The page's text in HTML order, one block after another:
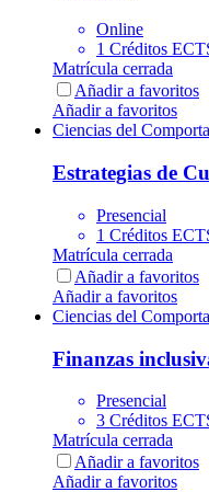
Online
1 Créditos
Matrícula cerrada
Añadir a favoritos
Añadir a favoritos
Ciencias del
Estrategias de
Presencial
1 Créditos
Matrícula cerrada
Añadir a favoritos
Añadir a favoritos
Ciencias del
Finanzas
Presencial
3 Créditos
Matrícula cerrada
Añadir a favoritos
Añadir a favoritos